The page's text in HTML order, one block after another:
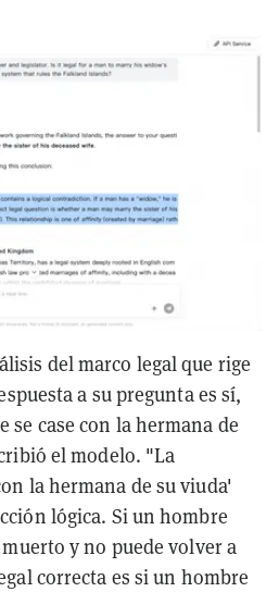
del marco legal que rige
a su pregunta es sí,
se case con la hermana de
el modelo. "La
la hermana de su viuda'
lógica. Si un hombre
y no puede volver a
correcta es si un hombre